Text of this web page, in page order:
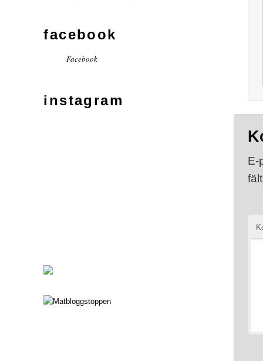
E-
facebook
Facebook
instagram